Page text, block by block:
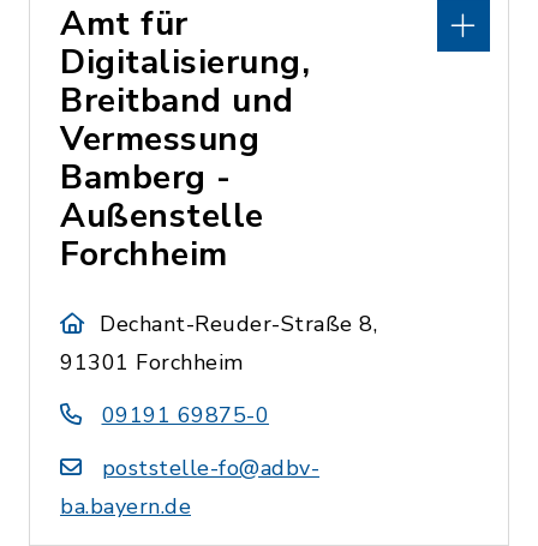
Amt für
Digitalisierung,
Breitband und
Vermessung
Bamberg -
Außenstelle
Forchheim
Dechant-Reuder-Straße 8,
91301 Forchheim
09191 69875-0
poststelle-fo@adbv-
ba.bayern.de